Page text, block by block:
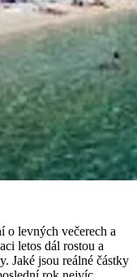
o levných večerech a
letos dál rostou a
Jaké jsou reálné částky